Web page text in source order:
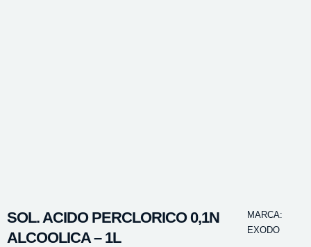
SOL. ACIDO PERCLORICO 0,1N
ALCOOLICA – 1L
MARCA:
EXODO